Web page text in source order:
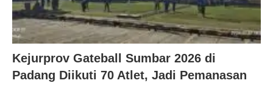
Kejurprov Gateball Sumbar 2026 di
Padang Diikuti 70 Atlet, Jadi Pemanasan